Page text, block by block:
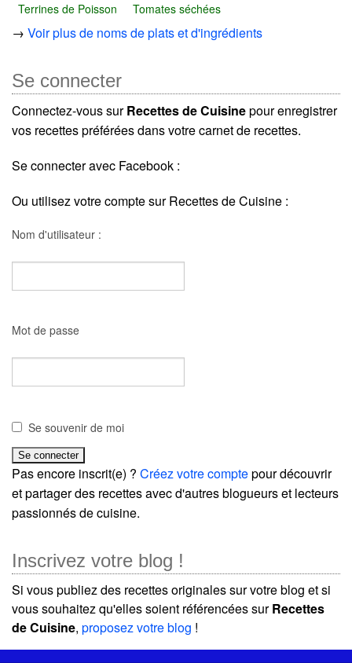
Terrines de Poisson Tomates séchées
→ Voir plus de noms de plats et d'ingrédients
Se connecter
Connectez-vous surRecettes de Cuisinepour enregistrer
vos recettes préférées dans votre carnet de recettes.
Se connecter avec Facebook :
Ou utilisez votre compte sur Recettes de Cuisine :
Nom d'utilisateur :
Mot de passe
Se souvenir de moi
Pas encore inscrit(e) ? Créez votre comptepour découvrir
et partager des recettes avec d'autres blogueurs et lecteurs
passionnés de cuisine.
Inscrivez votre blog !
Si vous publiez des recettes originales sur votre blog et si
vous souhaitez qu'elles soient référencées surRecettes
de Cuisine, proposez votre blog !